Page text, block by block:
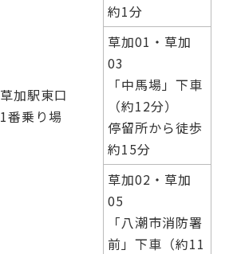
草加駅東口
1番乗り場
約1分
草加01・草加
03
「中馬場」下車
（約12分）
停留所から徒歩
約15分
草加02・草加
05
「八潮市消防署
前」下車（約11